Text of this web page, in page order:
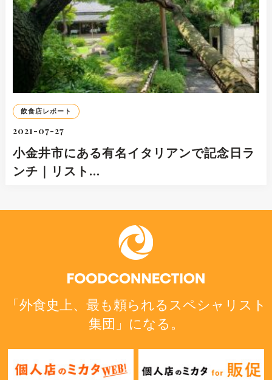
飲食店レポート
2021-07-27
小金井市にある有名イタリアンで記念日ラ
ンチ｜リスト…
「外食史上、最も頼られるスペシャリスト
集団」になる。